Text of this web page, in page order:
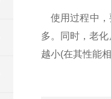
使用过程中，
多。同时，老
越小(在其性能